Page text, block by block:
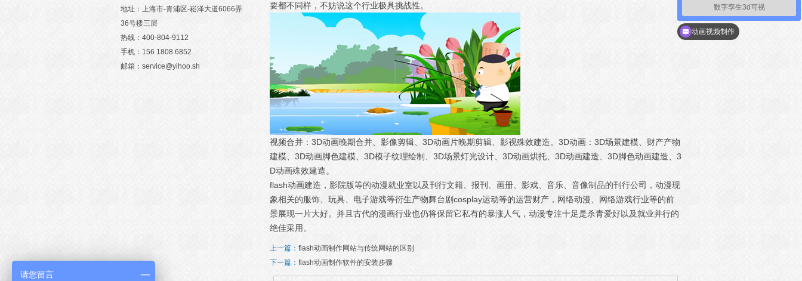
地址：上海市-青浦区-崧泽大道6066弄
36号楼三层
热线：400-804-9112
手机：156 1808 6852
邮箱：service@yihoo.sh
要都不同样，不妨说这个行业极具挑战性。
视频合并：3D动画晚期合并、影像剪辑、3D动画片晚期剪辑、影视殊效建造。3D动画：3D场景建模、财产产物
建模、3D动画脚色建模、3D模子纹理绘制、3D场景灯光设计、3D动画烘托、3D动画建造、3D脚色动画建造、3
D动画殊效建造。
flash动画建造，影院版等的动漫就业室以及刊行文籍、报刊、画册、影戏、音乐、音像制品的刊行公司，动漫现
象相关的服饰、玩具、电子游戏等衍生产物舞台剧cosplay运动等的运营财产，网络动漫、网络游戏行业等的前
景展现一片大好。并且古代的漫画行业也仍将保留它私有的暴涨人气，动漫专注十足是杀青爱好以及就业并行的
绝佳采用。
上一篇： flash动画制作网站与传统网站的区别
下一篇： flash动画制作软件的安装步骤
数字孪生3d可视
动画视频制作
请您留言